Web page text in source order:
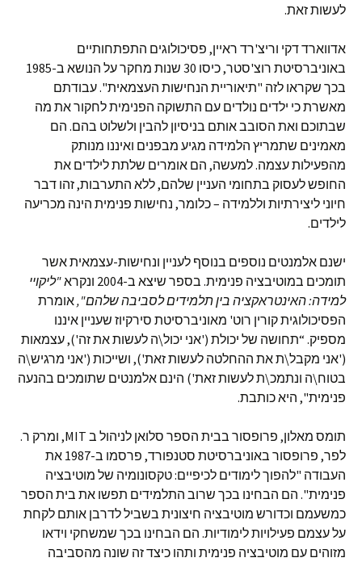
לעשות זאת.
אדווארד דקי וריצ'רד ראיין, פסיכולוגים התפתחותיים
באוניברסיטת רוצ'סטר, כיסו 30 שנות מחקר על הנושא ב-1985
בכך שקראו לזה "תיאוריית הנחישות העצמאית". עבודתם
מאשרת כי ילדים נולדים עם התשוקה הפנימית לחקור את מה
שבתוכם ואת הסובב אותם בניסיון להבין ולשלוט בהם. הם
מאמינים שתמריץ הלמידה מגיע מבפנים ואיננו מנותק
מהפעילות עצמה. למעשה, הם אומרים שלתת לילדים את
החופש לעסוק בתחומי העניין שלהם, ללא התערבות, זהו דבר
חיוני ליצירתיות וללמידה – כלומר, נחישות פנימית הינה מכריעה
לילדים.
ישנם אלמנטים נוספים בנוסף לעניין ונחישות-עצמאית אשר
תומכים במוטיבציה פנימית. בספר שיצא ב-2004 ונקרא
"ליקויי
למידה:האינטראקציה בין תלמידים לסביבה שלהם",אומרת
הפסיכולוגית קורין רוט' מאוניברסיטת סירקיוז שעניין איננו
מספיק. “תחושה של יכולת ('אני יכול\ה לעשות את זה'), עצמאות
('אני מקבל\ת את ההחלטה לעשות זאת'), ושייכות ('אני מרגיש\ה
בטוח\ה ונתמכ\ת לעשות זאת') הינם אלמנטים שתומכים בהנעה
פנימית", היא כותבת.
תומס מאלון, פרופסור בבית הספר סלואן לניהול ב MIT, ומרק ר.
לפר, פרופסור באוניברסיטת סטנפורד, פרסמו ב-1987 את
העבודה "להפוך לימודים לכיפיים: טקסונומיה של מוטיבציה
פנימית". הם הבחינו בכך שרוב התלמידים תפשו את בית הספר
כמשעמם וכדורש מוטיבציה חיצונית בשביל לדרבן אותם לקחת
על עצמם פעילויות לימודיות. הם הבחינו בכך שמשחקי וידאו
מזוהים עם מוטיבציה פנימית ותהו כיצד זה שונה מהסביבה